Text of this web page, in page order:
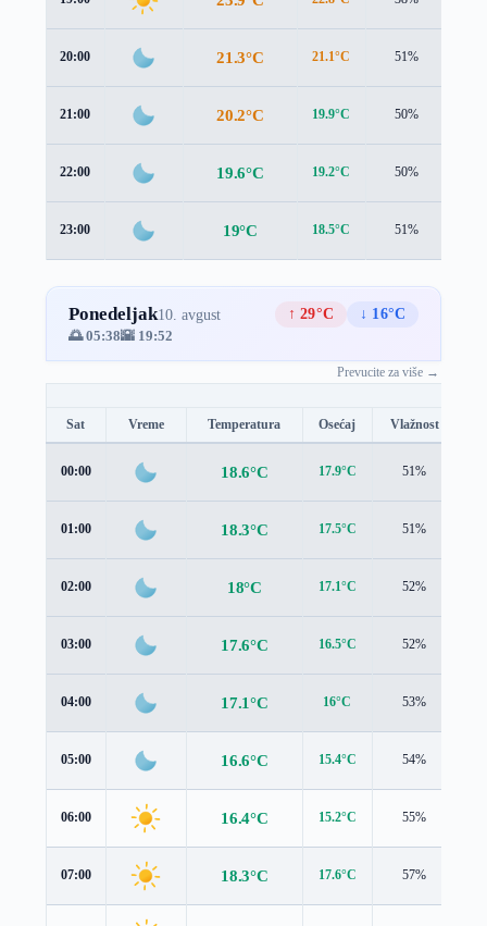
20:00 21.3°C 21.1°C 51%
21:00 20.2°C 19.9°C 50%
22:00 19.6°C 19.2°C 50%
23:00 19°C 18.5°C 51%
Ponedeljak10. avgust ↑ 29°C
↓ 16°C
🌅 05:38🌇 19:52
Prevucite za više →
Sat Vreme Temperatura Osećaj Vlažnost
00:00 18.6°C 17.9°C 51%
01:00 18.3°C 17.5°C 51%
02:00 18°C 17.1°C 52%
03:00 17.6°C 16.5°C 52%
04:00 17.1°C 16°C 53%
05:00 16.6°C 15.4°C 54%
06:00 16.4°C 15.2°C 55%
07:00 18.3°C 17.6°C 57%